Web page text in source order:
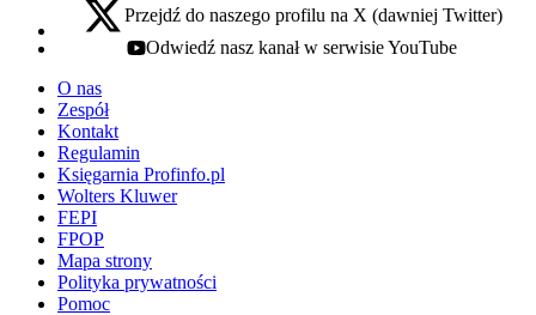
x - otwiera się w nowej karcie
Przejdź do naszego profilu na X (dawniej Twitter)
youtube - otwiera się w nowej karcie
Odwiedź nasz kanał w serwisie YouTube
O nas
Zespół
Kontakt
Regulamin
Księgarnia Profinfo.pl
Wolters Kluwer
FEPI
FPOP
Mapa strony
Polityka prywatności
Pomoc